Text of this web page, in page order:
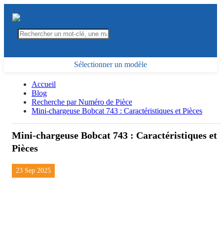
Sélectionner un modèle
Accueil
Blog
Recherche par Numéro de Pièce
Mini-chargeuse Bobcat 743 : Caractéristiques et Pièces
Mini-chargeuse Bobcat 743 : Caractéristiques et
Pièces
23 Sep 2025